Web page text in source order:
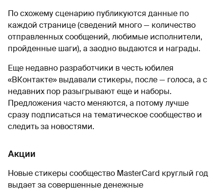
По схожему сценарию публикуются данные по
каждой странице (сведений много — количество
отправленных сообщений, любимые исполнители,
пройденные шаги), а заодно выдаются и награды.
Еще недавно разработчики в честь юбилея
«ВКонтакте» выдавали стикеры, после — голоса, а с
недавних пор разыгрывают еще и наборы.
Предложения часто меняются, а потому лучше
сразу подписаться на тематическое сообщество и
следить за новостями.
Акции
Новые стикеры сообщество MasterCard круглый год
выдает за совершенные денежные